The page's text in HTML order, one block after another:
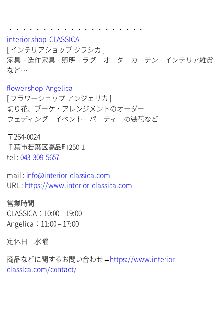
・・・・・・・・・・・・・・・・・・・・
interior shop CLASSICA
[ インテリアショップ クラシカ ]
家具・造作家具・照明・ラグ・オーダーカーテン・インテリア雑貨
など…
flower shop Angelica
[ フラワーショップ アンジェリカ ]
切り花、ブーケ・アレンジメントのオーダー
ウェディング・イベント・パーティーの装花など…
〒264-0024
千葉市若葉区高品町250-1
tel : 043-309-5657
mail : info@interior-classica.com
URL : https://www.interior-classica.com
営業時間
CLASSICA：10:00 – 19:00
Angelica：11:00 – 17:00
定休日 水曜
商品などに関するお問い合わせ→ https://www.interior-
classica.com/contact/